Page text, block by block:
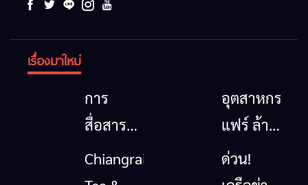
เรื่องมาใหม่
การ
สื่อสาร
โทรคมนาคม
กรณีภัย
อุตสาหกรรม
แฟร์ ล้าน
นาตะวัน
ออก
Chiangrai
ด่วน!